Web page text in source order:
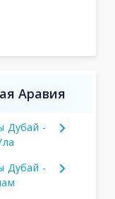
Аравия
Дубай -
Дубай -